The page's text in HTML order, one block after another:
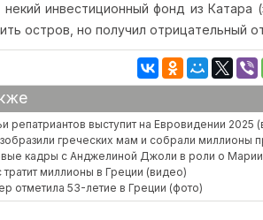
некий инвестиционный фонд из
остров, но получил отрицательный
репатриантов выступит на Евровидении 2025
греческих мам и собрали миллионы
кадры с Анджелиной Джоли в роли о Марии
миллионы в Греции (видео)
отметила 53-летие в Греции (фото)